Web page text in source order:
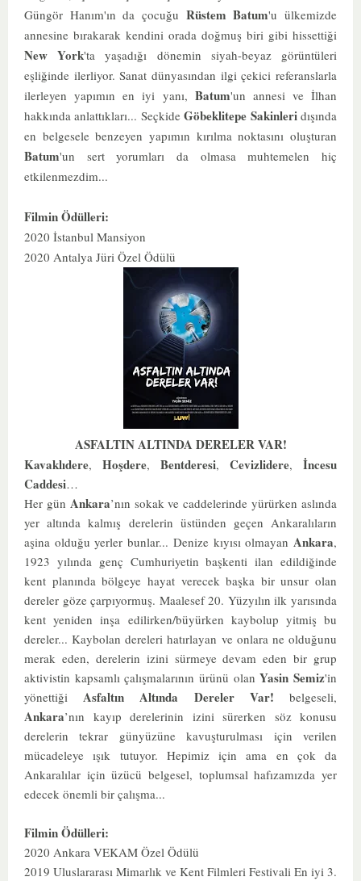
Güngör Hanım'ın da çocuğu Rüstem Batum'u ülkemizde
annesine bırakarak kendini orada doğmuş biri gibi hissettiği
New York'ta yaşadığı dönemin siyah-beyaz görüntüleri
eşliğinde ilerliyor. Sanat dünyasından ilgi çekici referanslarla
ilerleyen yapımın en iyi yanı, Batum'un annesi ve İlhan
hakkında anlattıkları... SeçkideGöbeklitepe Sakinleridışında
en belgesele benzeyen yapımın kırılma noktasını oluşturan
Batum'un sert yorumları da olmasa muhtemelen hiç
etkilenmezdim...
Filmin Ödülleri:
2020 İstanbul Mansiyon
2020 Antalya Jüri Özel Ödülü
ASFALTIN ALTINDA DERELER VAR!
Kavaklıdere, Hoşdere, Bentderesi, Cevizlidere, İncesu
Caddesi…
Her gün Ankara’nın sokak ve caddelerinde yürürken aslında
yer altında kalmış derelerin üstünden geçen Ankaralıların
aşina olduğu yerler bunlar... Denize kıyısı olmayan Ankara,
1923 yılında genç Cumhuriyetin başkenti ilan edildiğinde
kent planında bölgeye hayat verecek başka bir unsur olan
dereler göze çarpıyormuş. Maalesef 20. Yüzyılın ilk yarısında
kent yeniden inşa edilirken/büyürken kaybolup yitmiş bu
dereler... Kaybolan dereleri hatırlayan ve onlara ne olduğunu
merak eden, derelerin izini sürmeye devam eden bir grup
aktivistin kapsamlı çalışmalarının ürünü olanYasin Semiz'in
yönettiğiAsfaltın Altında Dereler Var! belgeseli,
Ankara’nın kayıp derelerinin izini sürerken söz konusu
derelerin tekrar günyüzüne kavuşturulması için verilen
mücadeleye ışık tutuyor. Hepimiz için ama en çok da
Ankaralılar için üzücü belgesel, toplumsal hafızamızda yer
edecek önemli bir çalışma...
Filmin Ödülleri:
2020 Ankara VEKAM Özel Ödülü
2019 Uluslararası Mimarlık ve Kent Filmleri Festivali En iyi 3.